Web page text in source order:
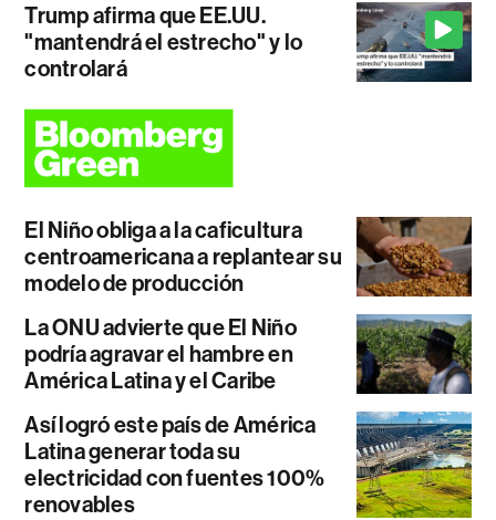
Trump afirma que EE.UU.
"mantendrá el estrecho" y lo
controlará
El Niño obliga a la caficultura
centroamericana a replantear su
modelo de producción
La ONU advierte que El Niño
podría agravar el hambre en
América Latina y el Caribe
Así logró este país de América
Latina generar toda su
electricidad con fuentes 100%
renovables